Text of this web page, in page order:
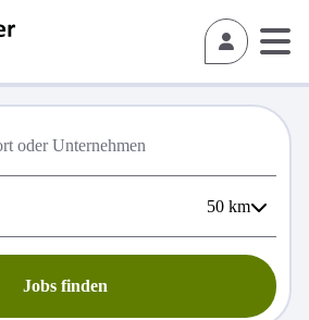
50 km
Jobs finden